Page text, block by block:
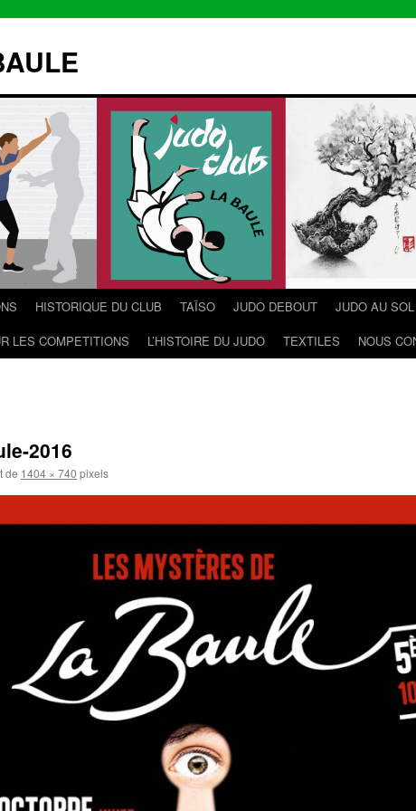
HISTORIQUE DU CLUB TAÏSO JUDO DEBOUT JUDO AU SOL
LES COMPETITIONS L’HISTOIRE DU JUDO TEXTILES NOUS
2016
de 1404 × 740 pixels